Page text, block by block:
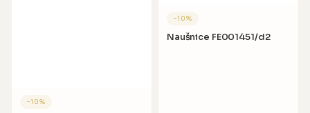
−10%
−10%
Naušnice FE001451/d2